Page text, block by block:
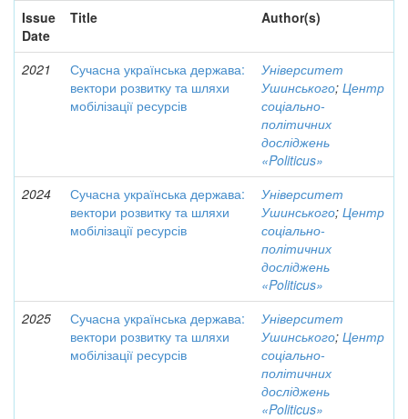
Issue
Date
Title Author(s)
2021
Сучасна українська держава:
вектори розвитку та шляхи
мобілізації ресурсів
Університет
Ушинського; Центр
соціально-
політичних
досліджень
«Politicus»
2024
Сучасна українська держава:
вектори розвитку та шляхи
мобілізації ресурсів
Університет
Ушинського; Центр
соціально-
політичних
досліджень
«Politicus»
2025
Сучасна українська держава:
вектори розвитку та шляхи
мобілізації ресурсів
Університет
Ушинського; Центр
соціально-
політичних
досліджень
«Politicus»